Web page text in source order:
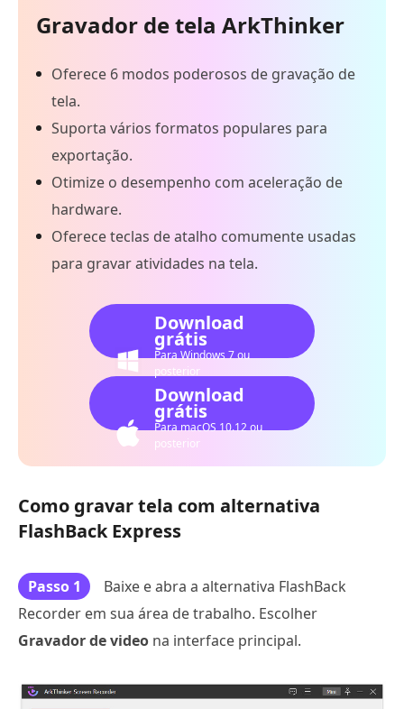
Gravador de tela ArkThinker
Oferece 6 modos poderosos de gravação de
tela.
Suporta vários formatos populares para
exportação.
Otimize o desempenho com aceleração de
hardware.
Oferece teclas de atalho comumente usadas
para gravar atividades na tela.
Download
grátis
Para Windows 7 ou
posterior
Download
grátis
Para macOS 10.12 ou
posterior
Como gravar tela com alternativa
FlashBack Express
Passo 1
Baixe e abra a alternativa FlashBack
Recorder em sua área de trabalho. Escolher
Gravador de video na interface principal.